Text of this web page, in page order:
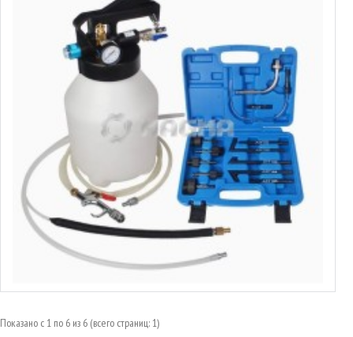
Набор инструментов для заправки маслом АКПП, 6л MAGMA,
MG50031
от 105.17€ до 117.16€
Выбрать варианты
Показано с 1 по 6 из 6 (всего страниц: 1)